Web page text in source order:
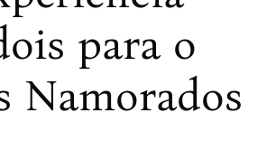
para o
Namorados